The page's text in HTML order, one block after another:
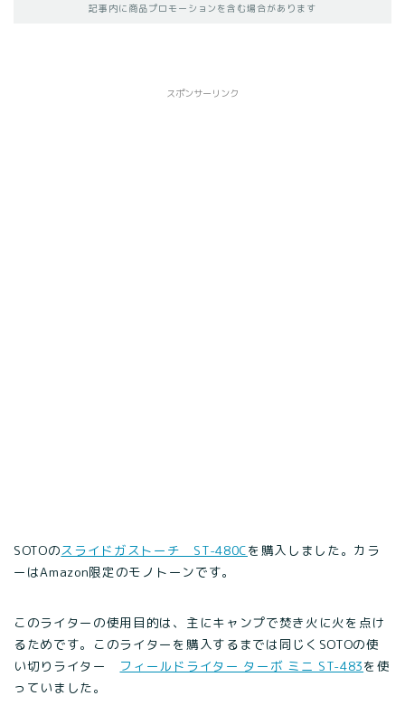
記事内に商品プロモーションを含む場合があります
スポンサーリンク
SOTOのスライドガストーチ ST-480Cを購入しました。カラ
ーはAmazon限定のモノトーンです。
このライターの使用目的は、主にキャンプで焚き火に火を点け
るためです。このライターを購入するまでは同じくSOTOの使
い切りライター フィールドライター ターボ ミニ ST-483を使
っていました。